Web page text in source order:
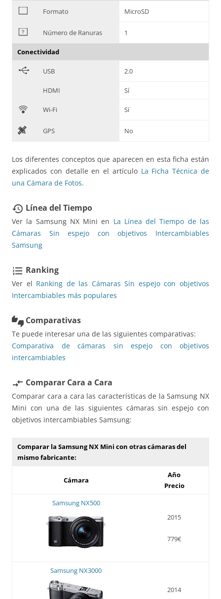
Formato MicroSD
@ Número de Ranuras 1
Conectividad
B USB 2.0
HDMI Sí
C Wi-Fi Sí
D GPS No
Los diferentes conceptos que aparecen en esta ficha están
explicados con detalle en el artículo La Ficha Técnica de
una Cámara de Fotos.
restore Línea del Tiempo
Ver la Samsung NX Mini en La Línea del Tiempo de las
Cámaras Sin espejo con objetivos Intercambiables
Samsung
format_list_numbered Ranking
Ver el Ranking de las Cámaras Sin espejo con objetivos
Intercambiables más populares
thumbs_up_down Comparativas
Te puede interesar una de las siguientes comparativas:
Comparativa de cámaras sin espejo con objetivos
intercambiables
compare_arrows Comparar Cara a Cara
Comparar cara a cara las características de la Samsung NX
Mini con una de las siguientes cámaras sin espejo con
objetivos intercambiables Samsung:
Comparar la Samsung NX Mini con otras cámaras del
mismo fabricante:
Cámara
Año
Precio
Samsung NX500
2015
779€
Samsung NX3000
2014